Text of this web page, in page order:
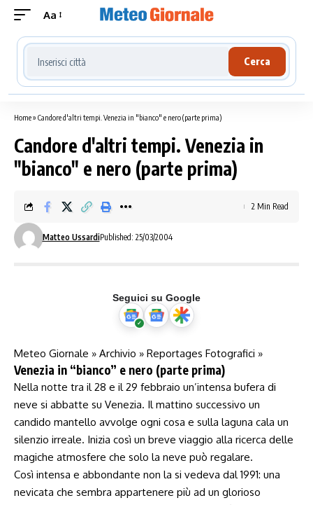
Aa
Cerca località meteo
Cerca
Home» Candore d'altri tempi. Venezia in "bianco" e nero (parte prima)
Candore d'altri tempi. Venezia in
"bianco" e nero (parte prima)
Matteo UssardiPublished: 25/03/2004
2 Min Read
Seguici su Google
Meteo Giornale » Archivio » Reportages Fotografici »
Venezia in “bianco” e nero (parte prima)
Nella notte tra il 28 e il 29 febbraio un’intensa bufera di
neve si abbatte su Venezia. Il mattino successivo un
candido mantello avvolge ogni cosa e sulla laguna cala un
silenzio irreale. Inizia così un breve viaggio alla ricerca delle
magiche atmosfere che solo la neve può regalare.
Così intensa e abbondante non la si vedeva dal 1991: una
nevicata che sembra appartenere più ad un glorioso